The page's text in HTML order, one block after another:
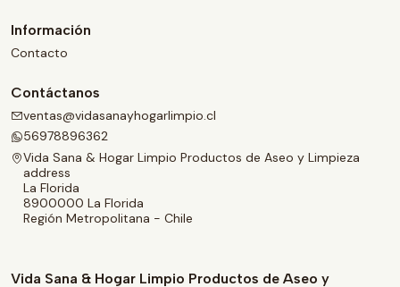
Información
Contacto
Contáctanos
ventas@vidasanayhogarlimpio.cl
56978896362
Vida Sana & Hogar Limpio Productos de Aseo y Limpieza
address
La Florida
8900000 La Florida
Región Metropolitana - Chile
Vida Sana & Hogar Limpio Productos de Aseo y